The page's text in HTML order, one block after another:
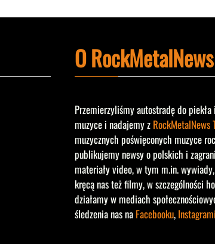
O RockMetalNews
Przemierzyliśmy autostradę do
muzyce i nadajemy z RockMetalNews
muzycznych poświęconych muzyce
publikujemy newsy o polskich i
materiały video, w tym m.in.
kręcą nas też filmy, w szczególności
działamy w mediach
śledzenia nas na Facebooku,